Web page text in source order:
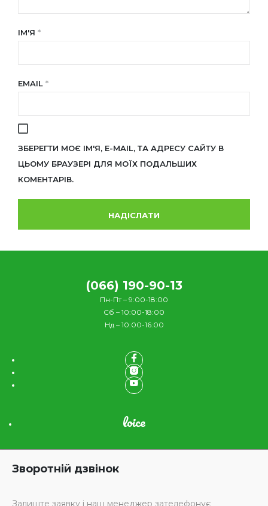
ІМ'Я *
EMAIL *
ЗБЕРЕГТИ МОЄ ІМ'Я, E-MAIL, ТА АДРЕСУ САЙТУ В
ЦЬОМУ БРАУЗЕРІ ДЛЯ МОЇХ ПОДАЛЬШИХ
КОМЕНТАРІВ.
(066) 190-90-13
Пн-Пт – 9:00-18:00
Сб – 10:00-18:00
Нд – 10:00-16:00
loice
Зворотній дзвінок
Залиште заявку і наш менеджер зателефонує